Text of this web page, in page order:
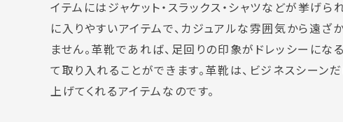
イテムにはジャケット・スラックス・シャツなどが挙げ
に入りやすいアイテムで、カジュアルな雰囲気から遠
ません。革靴であれば、足回りの印象がドレッシーにな
て取り入れることができます。革靴は、ビジネスシーン
上げてくれるアイテムなのです。